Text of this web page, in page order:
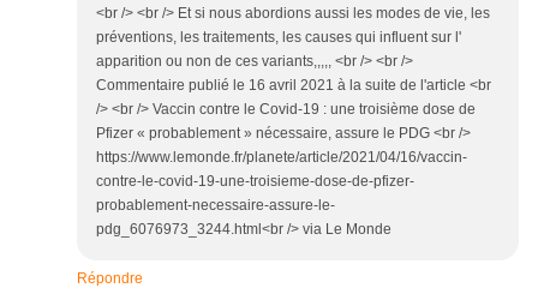
<br /> <br /> Et si nous abordions aussi les modes de vie, les
préventions, les traitements, les causes qui influent sur l'
apparition ou non de ces variants,,,,, <br /> <br />
Commentaire publié le 16 avril 2021 à la suite de l'article <br
/> <br /> Vaccin contre le Covid-19 : une troisième dose de
Pfizer « probablement » nécessaire, assure le PDG <br />
https://www.lemonde.fr/planete/article/2021/04/16/vaccin-
contre-le-covid-19-une-troisieme-dose-de-pfizer-
probablement-necessaire-assure-le-
pdg_6076973_3244.html<br /> via Le Monde
Répondre